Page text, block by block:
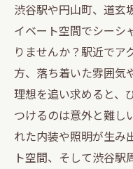
渋谷駅や円山町、道玄
イベート空間でシーシ
りませんか？駅近でア
方、落ち着いた雰囲気
理想を追い求めると、
つけるのは意外と難し
れた内装や照明が生み
ト空間、そして渋谷